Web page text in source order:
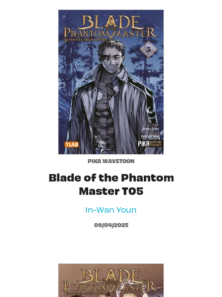
PIKA WAVETOON
Blade of the Phantom
Master T05
In-Wan Youn
09/04/2025